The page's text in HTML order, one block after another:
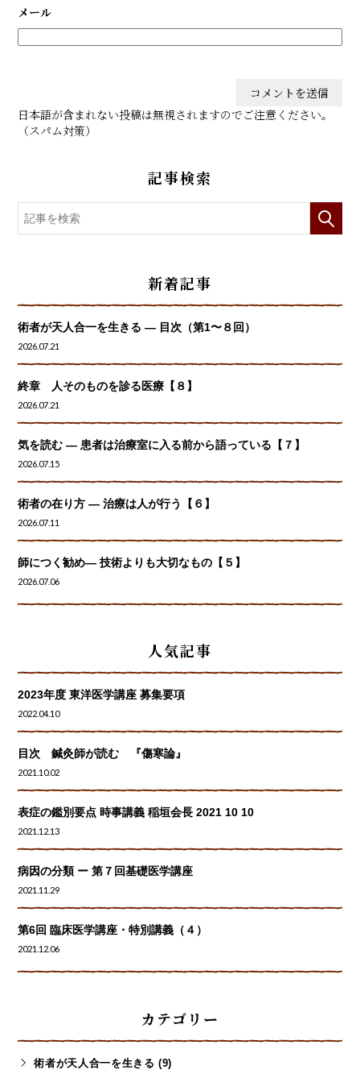
メール
日本語が含まれない投稿は無視されますのでご注意ください。
（スパム対策）
記事検索
新着記事
術者が天人合一を生きる — 目次（第1〜８回）
2026.07.21
終章 人そのものを診る医療【８】
2026.07.21
気を読む ― 患者は治療室に入る前から語っている【７】
2026.07.15
術者の在り方 ― 治療は人が行う【６】
2026.07.11
師につく勧め― 技術よりも大切なもの【５】
2026.07.06
人気記事
2023年度 東洋医学講座 募集要項
2022.04.10
目次 鍼灸師が読む 『傷寒論』
2021.10.02
表症の鑑別要点 時事講義 稲垣会長 2021 10 10
2021.12.13
病因の分類 ー 第７回基礎医学講座
2021.11.29
第6回 臨床医学講座・特別講義（４）
2021.12.06
カテゴリー
術者が天人合一を生きる (9)